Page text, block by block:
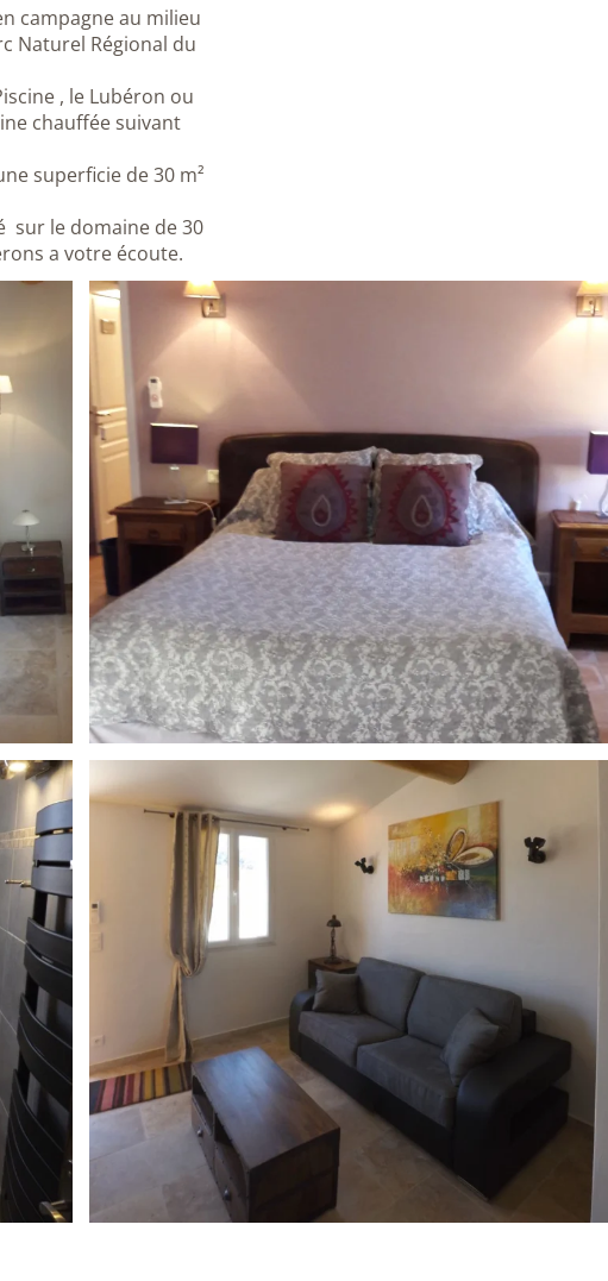
campagne au milieu
Naturel Régional du
, le Lubéron ou
chauffée suivant
superficie de 30 m²
sur le domaine de 30
a votre écoute.